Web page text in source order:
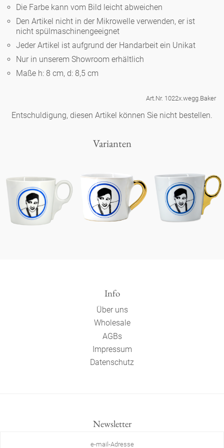
Porzellan
Ozean
Humor
klassische Musiker
zeitgenössische Musiker
Runde Teller - weiß
Ovale Teller - weiß
Tiefe Teller - weiß
Ovale Teller 'de Luxe'
Noël
Teekanne
Vasen 'de Luxe'
Vasen
Fressnapf
Goldener Käfig
Korb 'de Luxe'
Schalen 'de Luxe'
Hände und Füße
Bad
Schnickschnack
Unpraktisch
Spielen
Buchstaben
Himmel
Figuren
Porzellanfiguren
Alices Schachspiel 'de Luxe'
noch mehr Figuren
Die Farbe kann vom Bild leicht abweichen
Den Artikel nicht in der Mikrowelle verwenden, er ist
nicht spülmaschinengeeignet
Jeder Artikel ist aufgrund der Handarbeit ein Unikat
Nur in unserem Showroom erhältlich
Maße h: 8 cm, d: 8,5 cm
Art.Nr. 1022x.wegg.Baker
Entschuldigung, diesen Artikel können Sie nicht bestellen.
Varianten
Info
Über uns
Wholesale
AGBs
Impressum
Datenschutz
Newsletter